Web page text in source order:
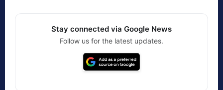
Stay connected via Google News
Follow us for the latest updates.